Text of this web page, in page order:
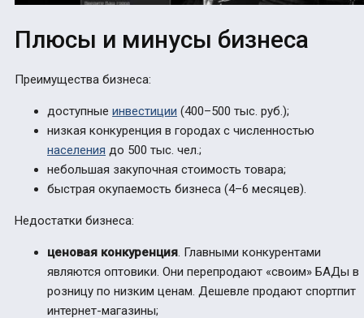
Плюсы и минусы бизнеса
Преимущества бизнеса:
доступные инвестиции (400–500 тыс. руб.);
низкая конкуренция в городах с численностью
населения до 500 тыс. чел.;
небольшая закупочная стоимость товара;
быстрая окупаемость бизнеса (4–6 месяцев).
Недостатки бизнеса:
ценовая конкуренция. Главными конкурентами
являются оптовики. Они перепродают «своим» БАДы в
розницу по низким ценам. Дешевле продают спортпит
интернет-магазины;